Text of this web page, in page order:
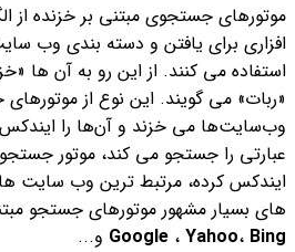
موتورهای جستجوی مبتنی بر خزنده از
افزاری برای یافتن و دسته بندی وب
استفاده می کنند. از این رو به آن ها
«ربات» می گویند. این نوع از
وب‌سایت‌ها می خزند و آن‌ها را ایندکس
عبارتی را جستجو می کند، موتور
ایندکس کرده، مرتبط ترین وب سایت
های بسیار مشهور موتورهای جستجو
Google ، Yahoo، Bing و...